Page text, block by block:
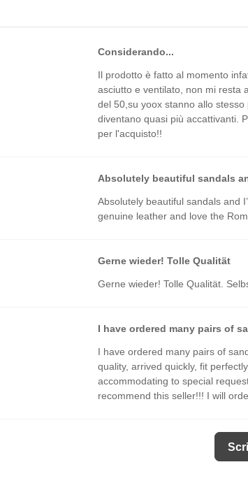
Considerando...
Il prodotto è fatto al momento
asciutto e ventilato, non mi resta
del 50,su yoox stanno allo
diventano quasi più accattivanti.
per l'acquisto!!
Absolutely beautiful sandals
Absolutely beautiful sandals and
genuine leather and love the
Gerne wieder! Tolle Qualität
Gerne wieder! Tolle Qualität.
I have ordered many pairs of
I have ordered many pairs of
quality, arrived quickly, fit
accommodating to special
recommend this seller!!! I will
Exceed expectations and I’m
Exceed expectations and I’m